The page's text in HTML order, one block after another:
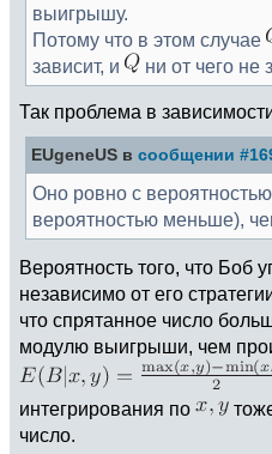
выигрышу.
Потому что в этом случае
зависит, и
ни от чего не
Так проблема в
EUgeneUS в сообщении
Оно ровно с вероятностью
вероятностью меньше),
Вероятность того, что Боб
независимо от его
что спрятанное число
модулю выигрыши, чем
интегрирования по
число.